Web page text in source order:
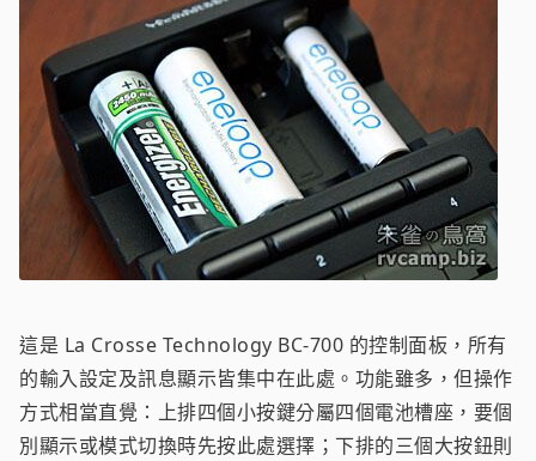
這是 La Crosse Technology BC-700 的控制面板，所有
的輸入設定及訊息顯示皆集中在此處。功能雖多，但操作
方式相當直覺：上排四個小按鍵分屬四個電池槽座，要個
別顯示或模式切換時先按此處選擇；下排的三個大按鈕則